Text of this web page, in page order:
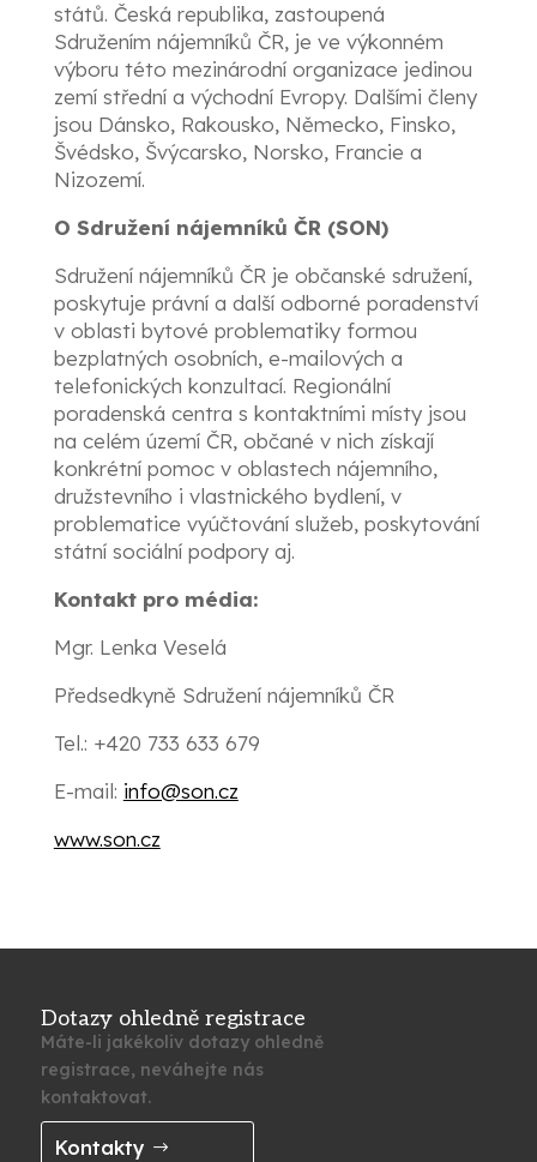
států. Česká republika, zastoupená
Sdružením nájemníků ČR, je ve výkonném
výboru této mezinárodní organizace jedinou
zemí střední a východní Evropy. Dalšími členy
jsou Dánsko, Rakousko, Německo, Finsko,
Švédsko, Švýcarsko, Norsko, Francie a
Nizozemí.
O Sdružení nájemníků ČR (SON)
Sdružení nájemníků ČR je občanské sdružení,
poskytuje právní a další odborné poradenství
v oblasti bytové problematiky formou
bezplatných osobních, e-mailových a
telefonických konzultací. Regionální
poradenská centra s kontaktními místy jsou
na celém území ČR, občané v nich získají
konkrétní pomoc v oblastech nájemního,
družstevního i vlastnického bydlení, v
problematice vyúčtování služeb, poskytování
státní sociální podpory aj.
Kontakt pro média:
Mgr. Lenka Veselá
Předsedkyně Sdružení nájemníků ČR
Tel.: +420 733 633 679
E-mail: info@son.cz
www.son.cz
Dotazy ohledně registrace
Máte-li jakékoliv dotazy ohledně
registrace, neváhejte nás
kontaktovat.
Kontakty